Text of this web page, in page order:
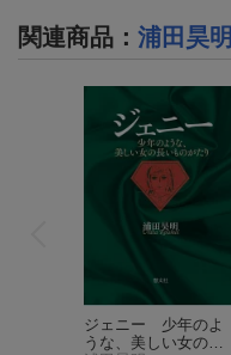
関連商品 ： 浦田昊明
ジェニー 少年のよ
うな、美しい女の長